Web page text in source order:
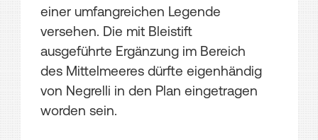
einer umfangreichen Legende
versehen. Die mit Bleistift
ausgeführte Ergänzung im Bereich
des Mittelmeeres dürfte eigenhändig
von Negrelli in den Plan eingetragen
worden sein.